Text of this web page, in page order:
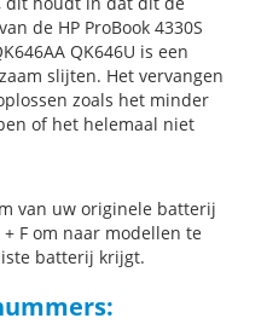
de HP ProBook 4330S
QK646U is een
slijten. Het vervangen
zoals het minder
of het helemaal niet
van uw originele batterij
F om naar modellen te
batterij krijgt.